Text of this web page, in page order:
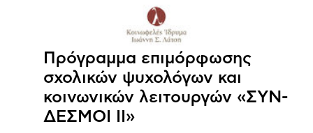
Πρόγραμμα επιμόρφωσης
σχολικών ψυχολόγων και
κοινωνικών λειτουργών «ΣΥΝ-
ΔΕΣΜΟΙ ΙΙ»